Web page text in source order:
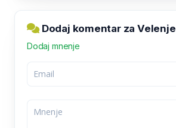
Dodaj komentar za Velenje
Dodaj mnenje